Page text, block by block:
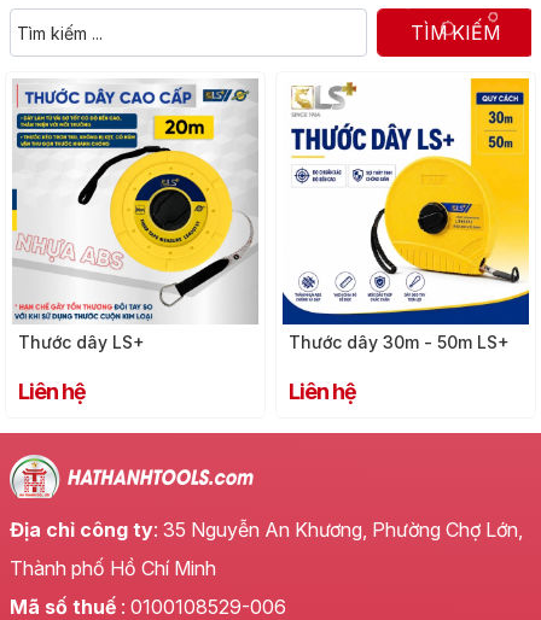
TÌM KIẾM
Thước dây LS+
Liên hệ
Thước dây 30m - 50m LS+
Liên hệ
Địa chỉ công ty: 35 Nguyễn An Khương, Phường Chợ Lớn,
Thành phố Hồ Chí Minh
Mã số thuế : 0100108529-006